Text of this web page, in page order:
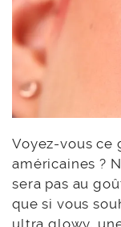
Voyez-vous ce
américaines ?
sera pas au
que si vous
ultra glowy,
un simple effet
fait l’obtenir
un pinceau
c’est ce que
honnêtement,